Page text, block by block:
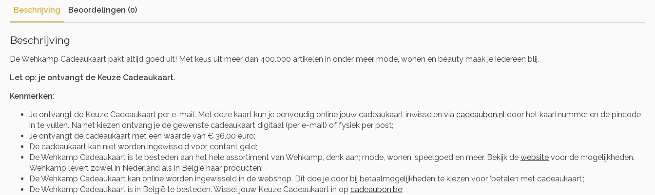
Beschrijving Beoordelingen (0)
Beschrijving
De Wehkamp Cadeaukaart pakt altijd goed uit! Met keus uit meer dan 400.000 artikelen in onder meer mode, wonen en beauty maak je iedereen blij.
Let op: je ontvangt de Keuze Cadeaukaart.
Kenmerken:
Je ontvangt de Keuze Cadeaukaart per e-mail. Met deze kaart kun je eenvoudig online jouw cadeaukaart inwisselen via cadeaubon.nl door het kaartnummer en de pincode
in te vullen. Na het kiezen ontvang je de gewenste cadeaukaart digitaal (per e-mail) of fysiek per post;
Je ontvangt de cadeaukaart met een waarde van € 36,00 euro;
De cadeaukaart kan niet worden ingewisseld voor contant geld;
De Wehkamp Cadeaukaart is te besteden aan het hele assortiment van Wehkamp, denk aan; mode, wonen, speelgoed en meer. Bekijk de website voor de mogelijkheden.
Wehkamp levert zowel in Nederland als in België haar producten;
De Wehkamp Cadeaukaart kan online worden ingewisseld in de webshop. Dit doe je door bij betaalmogelijkheden te kiezen voor ‘betalen met cadeaukaart’;
De Wehkamp Cadeaukaart is in België te besteden. Wissel jouw Keuze Cadeaukaart in op cadeaubon.be;